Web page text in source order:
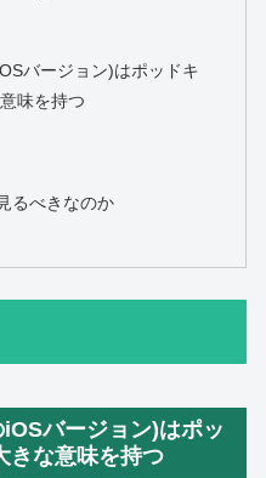
バージョン)はポッドキ
味を持つ
るべきなのか
バージョン)はポッ
きな意味を持つ